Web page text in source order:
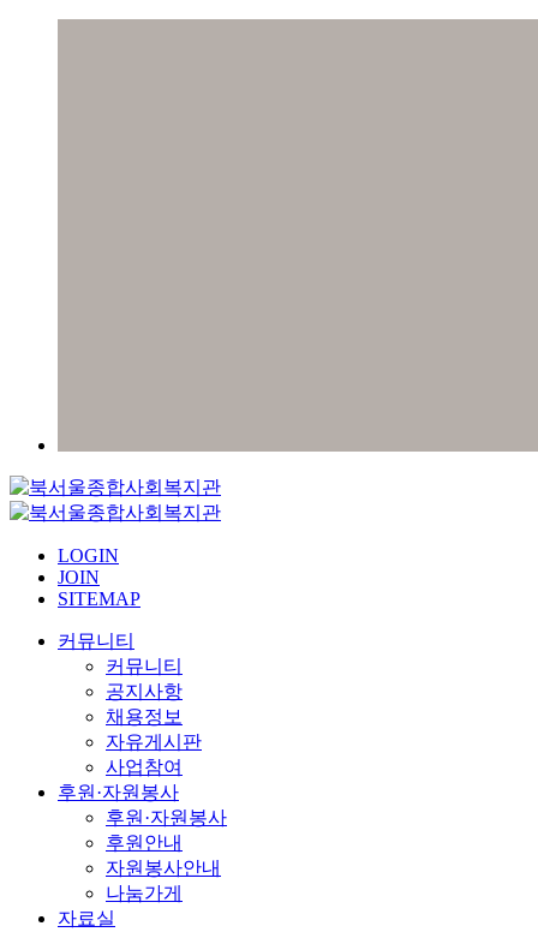
LOGIN
JOIN
SITEMAP
커뮤니티
커뮤니티
공지사항
채용정보
자유게시판
사업참여
후원·자원봉사
후원·자원봉사
후원안내
자원봉사안내
나눔가게
자료실